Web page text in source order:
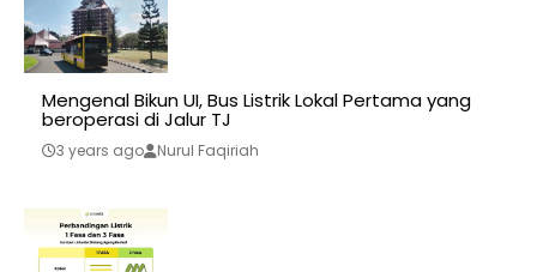
Mengenal Bikun UI, Bus Listrik Lokal Pertama yang
beroperasi di Jalur TJ
3 years ago Nurul Faqiriah